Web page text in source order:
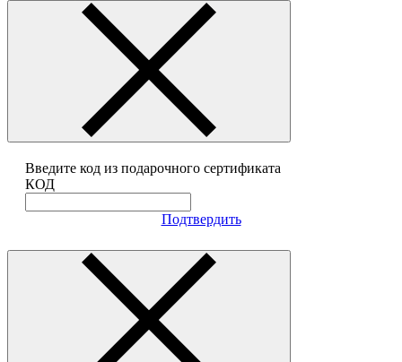
Введите код из подарочного сертификата
КОД
Подтвердить